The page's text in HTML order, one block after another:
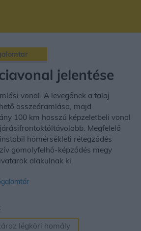
jelentése
vonal. A levegőnek a talaj
összeáramlása, majd
100 km hosszú képzeletbeli vonal
Megfelelő
hőmérsékleti rétegződés
gomolyfelhő-képződés megy
alakulnak ki.
légköri homály